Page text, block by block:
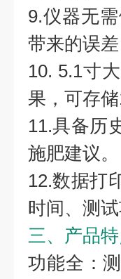
9.仪器无
带来的误
10. 5.1寸
果，可存储
11.具备历
施肥建议。
12.数据打
时间、测
三、产品
功能全：